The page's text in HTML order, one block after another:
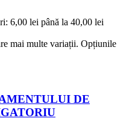
6,00 lei până la 40,00 lei
mai multe variații. Opțiunile
DE